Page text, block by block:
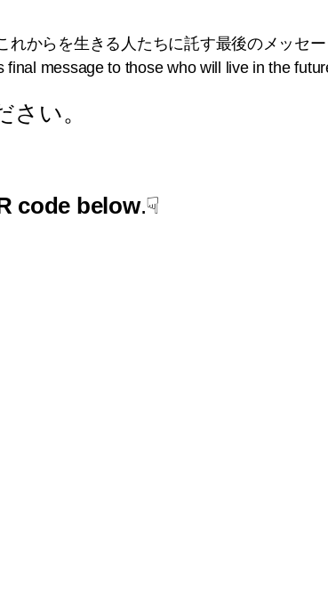
れからを生きる人たちに託す最後のメッセー
final message to those who will live in the
い。
code below.☟